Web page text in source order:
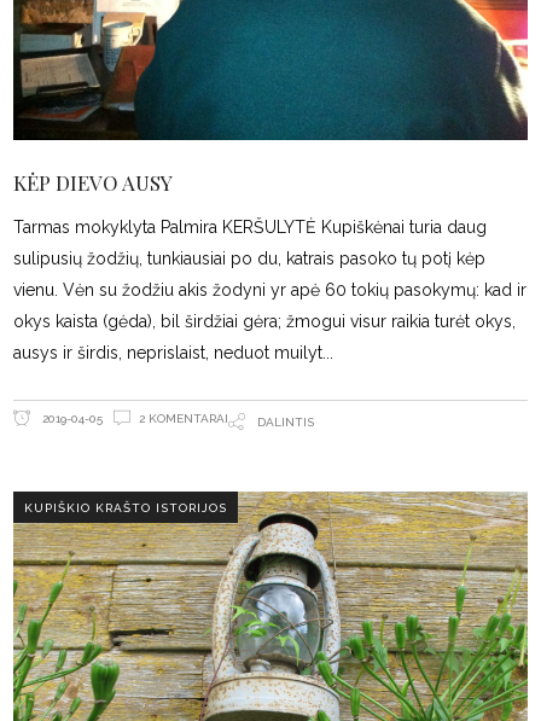
KĖP DIEVO AUSY
Tarmas mokyklyta Palmira KERŠULYTĖ Kupiškėnai turia daug
sulipusių žodžių, tunkiausiai po du, katrais pasoko tų potį kėp
vienu. Vėn su žodžiu akis žodyni yr apė 60 tokių pasokymų: kad ir
okys kaista (gėda), bil širdžiai gėra; žmogui visur raikia turėt okys,
ausys ir širdis, neprislaist, neduot muilyt
2019-04-05 2 KOMENTARAI DALINTIS
KUPIŠKIO KRAŠTO ISTORIJOS